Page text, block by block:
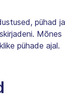
pühad ja
Mõnes
pühade ajal.